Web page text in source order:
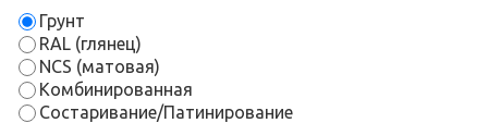
Грунт
RAL (глянец)
NCS (матовая)
Комбинированная
Состаривание/Патинирование